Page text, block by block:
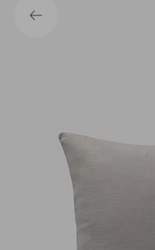
pris
Tilbake